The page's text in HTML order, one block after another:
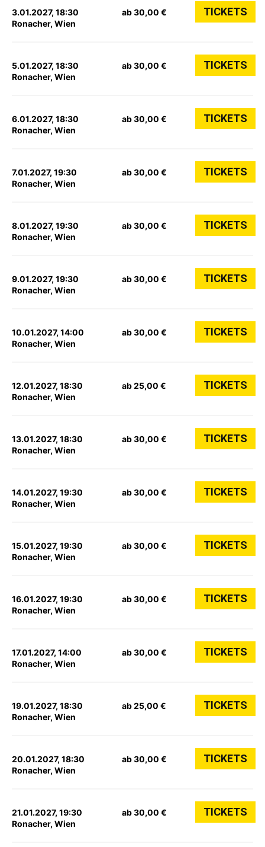
3.01.2027, 18:30
Ronacher, Wien
ab 30,00 € TICKETS
5.01.2027, 18:30
Ronacher, Wien
ab 30,00 € TICKETS
6.01.2027, 18:30
Ronacher, Wien
ab 30,00 € TICKETS
7.01.2027, 19:30
Ronacher, Wien
ab 30,00 € TICKETS
8.01.2027, 19:30
Ronacher, Wien
ab 30,00 € TICKETS
9.01.2027, 19:30
Ronacher, Wien
ab 30,00 € TICKETS
10.01.2027, 14:00
Ronacher, Wien
ab 30,00 € TICKETS
12.01.2027, 18:30
Ronacher, Wien
ab 25,00 € TICKETS
13.01.2027, 18:30
Ronacher, Wien
ab 30,00 € TICKETS
14.01.2027, 19:30
Ronacher, Wien
ab 30,00 € TICKETS
15.01.2027, 19:30
Ronacher, Wien
ab 30,00 € TICKETS
16.01.2027, 19:30
Ronacher, Wien
ab 30,00 € TICKETS
17.01.2027, 14:00
Ronacher, Wien
ab 30,00 € TICKETS
19.01.2027, 18:30
Ronacher, Wien
ab 25,00 € TICKETS
20.01.2027, 18:30
Ronacher, Wien
ab 30,00 € TICKETS
21.01.2027, 19:30
Ronacher, Wien
ab 30,00 € TICKETS